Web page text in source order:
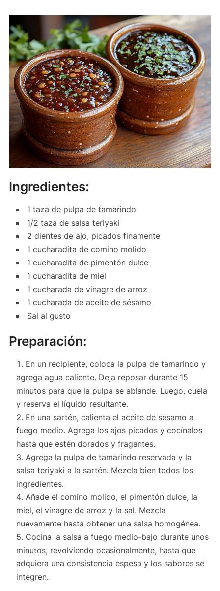
Ingredientes:
1 taza de pulpa de tamarindo
1/2 taza de salsa teriyaki
2 dientes de ajo, picados finamente
1 cucharadita de comino molido
1 cucharadita de pimentón dulce
1 cucharadita de miel
1 cucharada de vinagre de arroz
1 cucharada de aceite de sésamo
Sal al gusto
Preparación:
En un recipiente, coloca la pulpa de tamarindo y
agrega agua caliente. Deja reposar durante 15
minutos para que la pulpa se ablande. Luego, cuela
y reserva el líquido resultante.
En una sartén, calienta el aceite de sésamo a
fuego medio. Agrega los ajos picados y cocínalos
hasta que estén dorados y fragantes.
Agrega la pulpa de tamarindo reservada y la
salsa teriyaki a la sartén. Mezcla bien todos los
ingredientes.
Añade el comino molido, el pimentón dulce, la
miel, el vinagre de arroz y la sal. Mezcla
nuevamente hasta obtener una salsa homogénea.
Cocina la salsa a fuego medio-bajo durante unos
minutos, revolviendo ocasionalmente, hasta que
adquiera una consistencia espesa y los sabores se
integren.